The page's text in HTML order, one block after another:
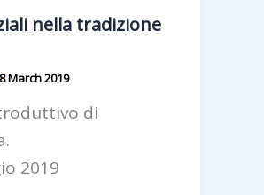
nella tradizione
8 March 2019
di
2019